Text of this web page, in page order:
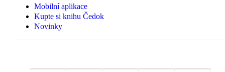
Mobilní aplikace
Kupte si knihu Čedok
Novinky